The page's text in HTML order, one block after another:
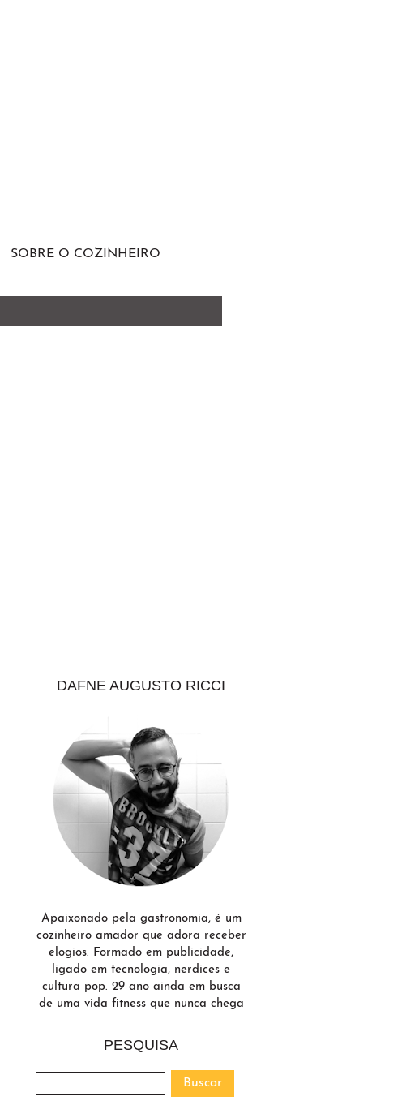
SOBRE O COZINHEIRO
DAFNE AUGUSTO RICCI
Apaixonado pela gastronomia, é um
cozinheiro amador que adora receber
elogios. Formado em publicidade,
ligado em tecnologia, nerdices e
cultura pop. 29 ano ainda em busca
de uma vida fitness que nunca chega
PESQUISA